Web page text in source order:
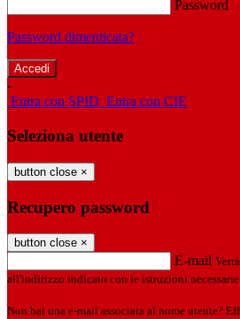
Password
Password dimenticata?
-
Entra con SPID Entra con CIE
Seleziona utente
button close ×
Recupero password
button close ×
E-mail
all'indirizzo indicato con le istruzioni
Non hai una e-mail associata al nome utente?